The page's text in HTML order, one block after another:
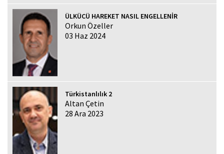
ÜLKÜCÜ HAREKET NASIL ENGELLENİR
Orkun Özeller
03 Haz 2024
Türkistanlılık 2
Altan Çetin
28 Ara 2023